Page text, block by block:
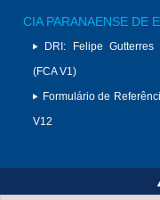
CIA PARANAENSE DE
DRI:
Felipe Gutterres
(FCA V1)
Formulário de
V12